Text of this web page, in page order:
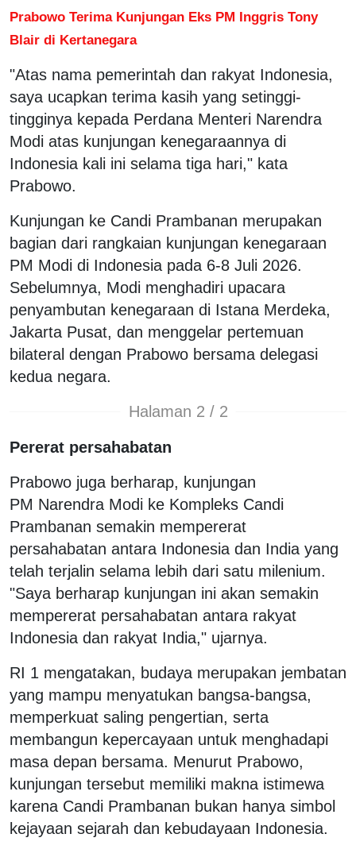
Prabowo Terima Kunjungan Eks PM Inggris Tony
Blair di Kertanegara
"Atas nama pemerintah dan rakyat Indonesia,
saya ucapkan terima kasih yang setinggi-
tingginya kepada Perdana Menteri Narendra
Modi atas kunjungan kenegaraannya di
Indonesia kali ini selama tiga hari," kata
Prabowo.
Kunjungan ke Candi Prambanan merupakan
bagian dari rangkaian kunjungan kenegaraan
PM Modi di Indonesia pada 6-8 Juli 2026.
Sebelumnya, Modi menghadiri upacara
penyambutan kenegaraan di Istana Merdeka,
Jakarta Pusat, dan menggelar pertemuan
bilateral dengan Prabowo bersama delegasi
kedua negara.
Halaman 2 / 2
Pererat persahabatan
Prabowo juga berharap, kunjungan
PM Narendra Modi ke Kompleks Candi
Prambanan semakin mempererat
persahabatan antara Indonesia dan India yang
telah terjalin selama lebih dari satu milenium.
"Saya berharap kunjungan ini akan semakin
mempererat persahabatan antara rakyat
Indonesia dan rakyat India," ujarnya.
RI 1 mengatakan, budaya merupakan jembatan
yang mampu menyatukan bangsa-bangsa,
memperkuat saling pengertian, serta
membangun kepercayaan untuk menghadapi
masa depan bersama. Menurut Prabowo,
kunjungan tersebut memiliki makna istimewa
karena Candi Prambanan bukan hanya simbol
kejayaan sejarah dan kebudayaan Indonesia.